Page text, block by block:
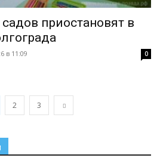
приостановят в
в 11:09 0
2 3